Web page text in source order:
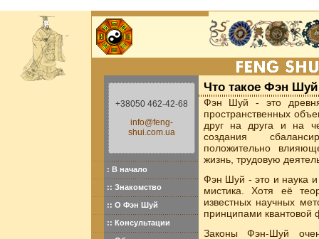
+38050 462-42-68
info@feng-
shui.com.ua
: В начало
:: Знакомство
:: О Фэн Шуй
:: Консультации
Что такое Фэн Шуй
Фэн Шуй - это
пространственных
друг на друга и на
создания
положительно
жизнь, трудовую
Фэн Шуй - это и наука и
мистика. Хотя её
известных научных
принципами квантовой
Законы Фэн-Шуй